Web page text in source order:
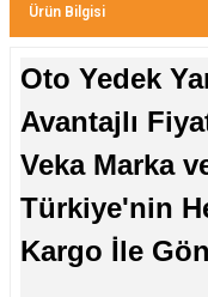
Ürün Bilgisi
Oto Yedek
Avantajlı
Veka Marka
Türkiye'nin
Kargo İle